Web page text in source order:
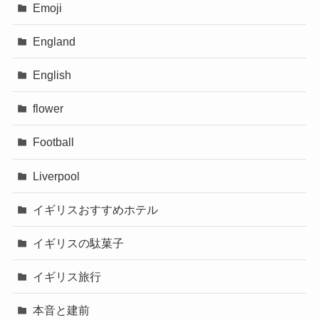
Emoji
England
English
flower
Football
Liverpool
イギリスおすすめホテル
イギリスの駄菓子
イギリス旅行
本音と建前